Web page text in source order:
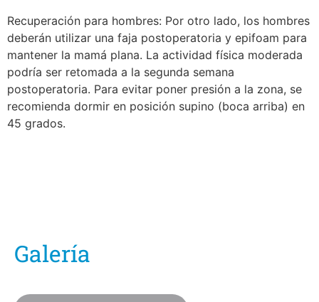
Recuperación para hombres: Por otro lado, los hombres
deberán utilizar una faja postoperatoria y epifoam para
mantener la mamá plana. La actividad física moderada
podría ser retomada a la segunda semana
postoperatoria. Para evitar poner presión a la zona, se
recomienda dormir en posición supino (boca arriba) en
45 grados.
Galería